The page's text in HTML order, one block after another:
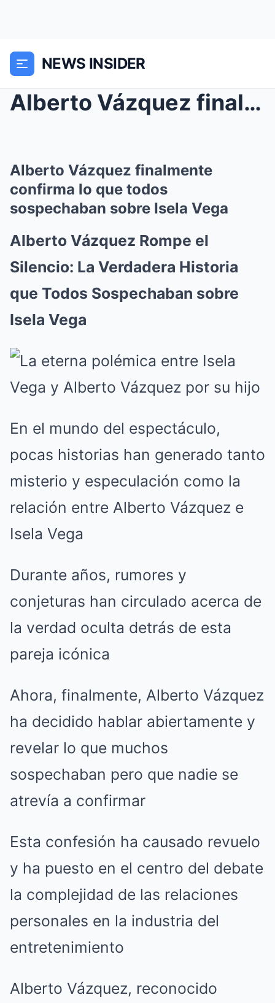
NEWS INSIDER
Alberto Vázquez finalmente confirma lo que todos s...
Alberto Vázquez finalmente
confirma lo que todos
sospechaban sobre Isela Vega
Alberto Vázquez Rompe el
Silencio: La Verdadera Historia
que Todos Sospechaban sobre
Isela Vega
En el mundo del espectáculo,
pocas historias han generado tanto
misterio y especulación como la
relación entre Alberto Vázquez e
Isela Vega
Durante años, rumores y
conjeturas han circulado acerca de
la verdad oculta detrás de esta
pareja icónica
Ahora, finalmente, Alberto Vázquez
ha decidido hablar abiertamente y
revelar lo que muchos
sospechaban pero que nadie se
atrevía a confirmar
Esta confesión ha causado revuelo
y ha puesto en el centro del debate
la complejidad de las relaciones
personales en la industria del
entretenimiento
Alberto Vázquez, reconocido